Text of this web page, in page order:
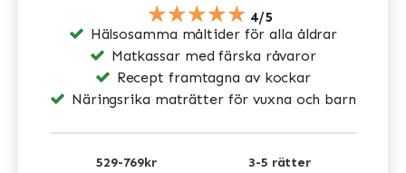
★★★★★ 4/5
Hälsosamma måltider för alla åldrar
Matkassar med färska råvaror
Recept framtagna av kockar
Näringsrika maträtter för vuxna och barn
529-769kr 3-5 rätter